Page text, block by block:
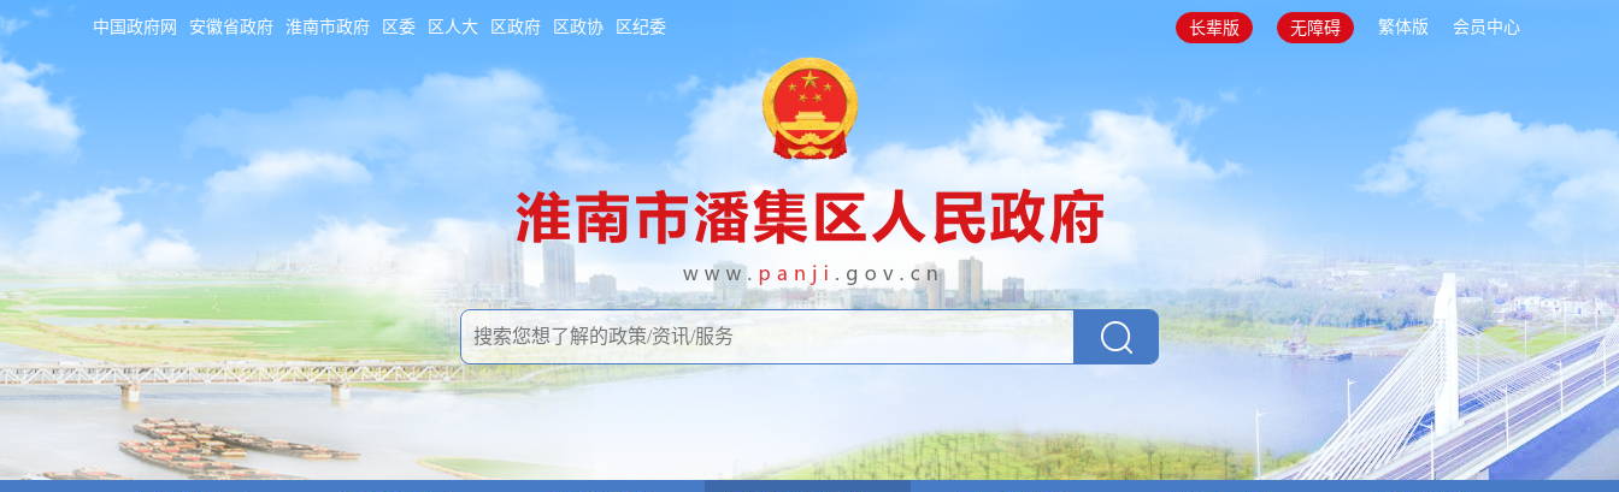
中国政府网 安徽省政府 淮南市政府 区委 区人大 区政府 区政协 区纪委 长辈版 无障碍 繁体版 会员中心